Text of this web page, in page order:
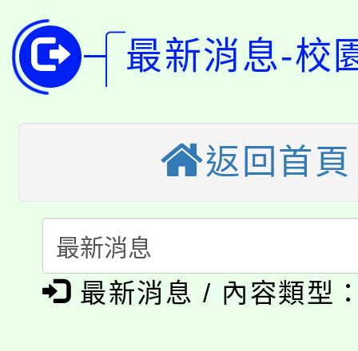
代理(課)教師甄選結果(
公告本校115學年度第
代理(課)教師甄選結果(
轉知中國文化大學推廣
《TA101》溝通分析基
程，歡迎學生輔導中心
心理、諮商輔導、社會
系所師生報名參加。
轉知苗栗縣政府辦理
縣市「校園短影音徵
門員」簡章及活動海報
踴躍報名參加。
桃園市115學年度學生
要點
「桃園市補助參觀特色
展演活動實施計畫」
115年度「教育部表揚
義教育推展貢獻獎」
公告本校115學年度第
最新消息-校
返回首頁
最新消息 / 內容類型